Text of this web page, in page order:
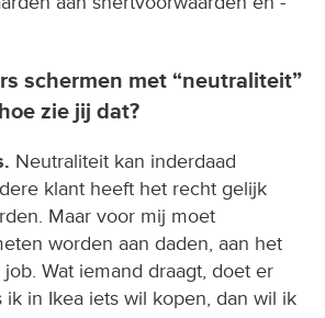
schermen met “neutraliteit”
zie jij dat?
Neutraliteit kan inderdaad
klant heeft het recht gelijk
Maar voor mij moet
worden aan daden, aan het
Wat iemand draagt, doet er
ik in Ikea iets wil kopen, dan wil ik